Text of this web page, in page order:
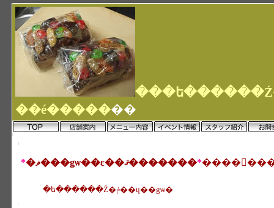
��é�������
* �ޥ���ǥѡ��ε��ޤ�������*
�ե������Ź�ݥ��ɥ��ǥѡ�